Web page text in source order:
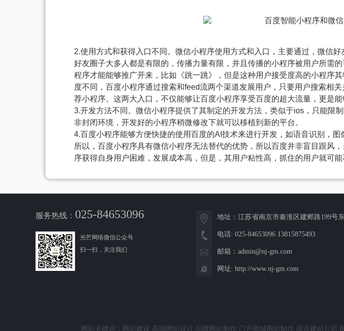
2.使用方式和获得入口不同。微信小程序使用方式和入口，主要通过，微信
好友圈子大多人都是有限的，传播力量有限，并且传播的小程序被用户所需
程序才能能够推广开来，比如《跳一跳》，但是这种用户接受度高的小程序
度不同，百度小程序通过搜索和feed流两个渠道发展用户，只要用户搜索相
荐小程序。这两大入口，不仅能够让百度小程序享受百度的超大流量，更是
3.开发方法不同。微信小程序提供了其制定的开发方法，类似于ios，只能限
非封闭环境，开发好的小程序稍微修改下就可以移植到新的平台。
4.百度小程序能够方便快捷的使用百度的AI技术来进行开发，如语音识别，图
所以，百度小程序具有微信小程序无法替代的优势，所以百度并非盲目跟风
序获得自身用户困难，发展成本高，但是，其用户粘性高，抓住的用户就可